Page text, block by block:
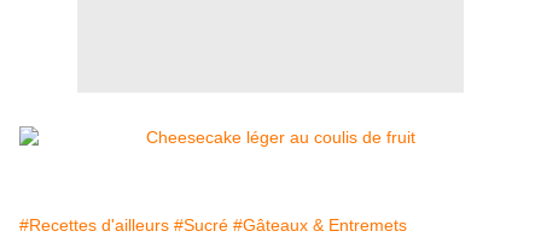
#Recettes d'ailleurs #Sucré #Gâteaux & Entremets